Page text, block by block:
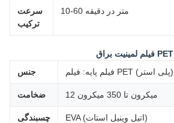
سرعت
ترکیب
10-60 متر در دقیقه
فیلم لمینیت براق PET
جنس
فیلم پایه: فیلم PET (پلی استر)
ضخامت 12 میکرون تا 350 میکرون
چسبندگی EVA (اتیل وینیل استات)